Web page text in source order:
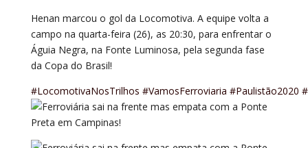
Henan marcou o gol da Locomotiva. A equipe volta a
campo na quarta-feira (26), as 20:30, para enfrentar o
Águia Negra, na Fonte Luminosa, pela segunda fase
da Copa do Brasil!
#LocomotivaNosTrilhos #VamosFerroviaria #Paulistão2020